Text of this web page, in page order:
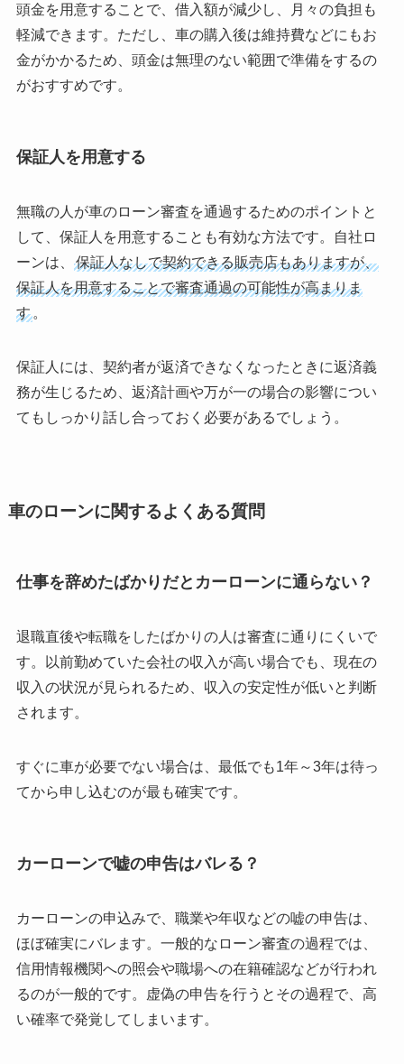
頭金を用意することで、借入額が減少し、月々の負担も
軽減できます。ただし、車の購入後は維持費などにもお
金がかかるため、頭金は無理のない範囲で準備をするの
がおすすめです。
保証人を用意する
無職の人が車のローン審査を通過するためのポイントと
して、保証人を用意することも有効な方法です。自社ロ
ーンは、
保証人なしで契約できる販売店もありますが、
保証人を用意することで審査通過の可能性が高まりま
す。
保証人には、契約者が返済できなくなったときに返済義
務が生じるため、返済計画や万が一の場合の影響につい
てもしっかり話し合っておく必要があるでしょう。
車のローンに関するよくある質問
仕事を辞めたばかりだとカーローンに通らない？
退職直後や転職をしたばかりの人は審査に通りにくいで
す。以前勤めていた会社の収入が高い場合でも、現在の
収入の状況が見られるため、収入の安定性が低いと判断
されます。
すぐに車が必要でない場合は、最低でも1年～3年は待っ
てから申し込むのが最も確実です。
カーローンで嘘の申告はバレる？
カーローンの申込みで、職業や年収などの嘘の申告は、
ほぼ確実にバレます。一般的なローン審査の過程では、
信用情報機関への照会や職場への在籍確認などが行われ
るのが一般的です。虚偽の申告を行うとその過程で、高
い確率で発覚してしまいます。